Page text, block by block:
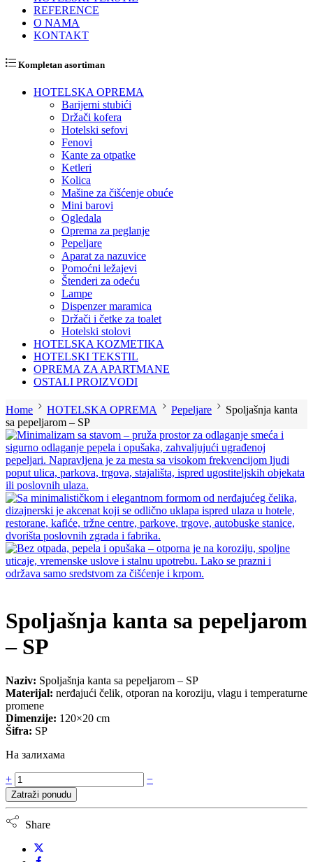
REFERENCE
O NAMA
KONTAKT
Kompletan asortiman
HOTELSKA OPREMA
Barijerni stubići
Držači kofera
Hotelski sefovi
Fenovi
Kante za otpatke
Ketleri
Kolica
Mašine za čišćenje obuće
Mini barovi
Ogledala
Oprema za peglanje
Pepeljare
Aparat za nazuvice
Pomoćni ležajevi
Štenderi za odeću
Lampe
Dispenzer maramica
Držači i četke za toalet
Hotelski stolovi
HOTELSKA KOZMETIKA
HOTELSKI TEKSTIL
OPREMA ZA APARTMANE
OSTALI PROIZVODI
Home HOTELSKA OPREMA Pepeljare
Spoljašnja kanta
sa pepeljarom – SP
Spoljašnja kanta sa pepeljarom
– SP
Naziv: Spoljašnja kanta sa pepeljarom – SP
Materijal: nerđajući čelik, otporan na koroziju, vlagu i temperaturne
promene
Dimenzije: 120×20 cm
Šifra: SP
На залихама
+ −
Zatraži ponudu
Share